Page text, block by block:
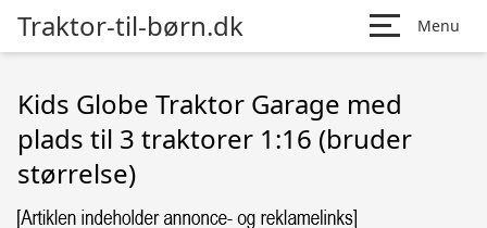
Traktor-til-børn.dk Menu
Kids Globe Traktor Garage med
plads til 3 traktorer 1:16 (bruder
størrelse)